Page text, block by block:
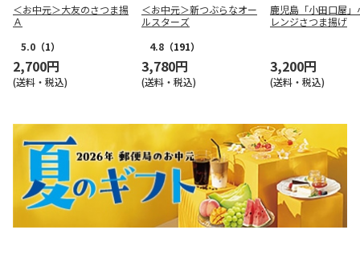
＜お中元＞大友のさつま揚
Ａ
5.0 （1）
2,700円
(送料・税込)
＜お中元＞新つぶらなオー
ルスターズ
4.8 （191）
3,780円
(送料・税込)
鹿児島「小田口屋」
レンジさつま揚げ
3,200円
(送料・税込)